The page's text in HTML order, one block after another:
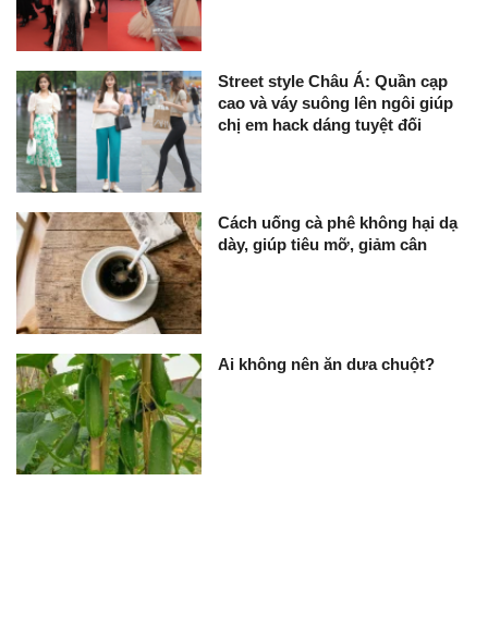
Street style Châu Á: Quần cạp
cao và váy suông lên ngôi giúp
chị em hack dáng tuyệt đối
Cách uống cà phê không hại dạ
dày, giúp tiêu mỡ, giảm cân
Ai không nên ăn dưa chuột?